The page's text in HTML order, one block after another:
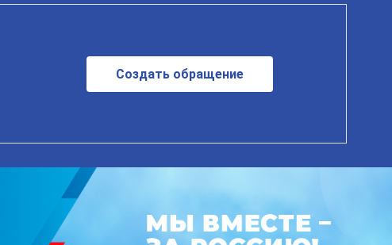
Создать обращение